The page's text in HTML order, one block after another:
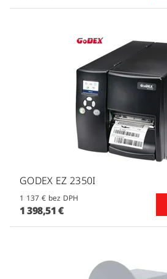
GODEX EZ 2350I
1 137 € bez DPH
1 398,51 €